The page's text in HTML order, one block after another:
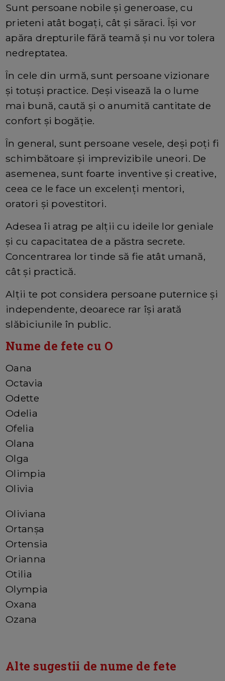
Sunt persoane nobile și generoase, cu
prieteni atât bogați, cât și săraci. Își vor
apăra drepturile fără teamă și nu vor tolera
nedreptatea.
În cele din urmă, sunt persoane vizionare
și totuși practice. Deși visează la o lume
mai bună, caută și o anumită cantitate de
confort și bogăție.
În general, sunt persoane vesele, deși poți fi
schimbătoare și imprevizibile uneori. De
asemenea, sunt foarte inventive și creative,
ceea ce le face un excelenți mentori,
oratori și povestitori.
Adesea îi atrag pe alții cu ideile lor geniale
și cu capacitatea de a păstra secrete.
Concentrarea lor tinde să fie atât umană,
cât și practică.
Alții te pot considera persoane puternice și
independente, deoarece rar își arată
slăbiciunile în public.
Nume de fete cu O
Oana
Octavia
Odette
Odelia
Ofelia
Olana
Olga
Olimpia
Olivia
Oliviana
Ortanșa
Ortensia
Orianna
Otilia
Olympia
Oxana
Ozana
Alte sugestii de nume de fete